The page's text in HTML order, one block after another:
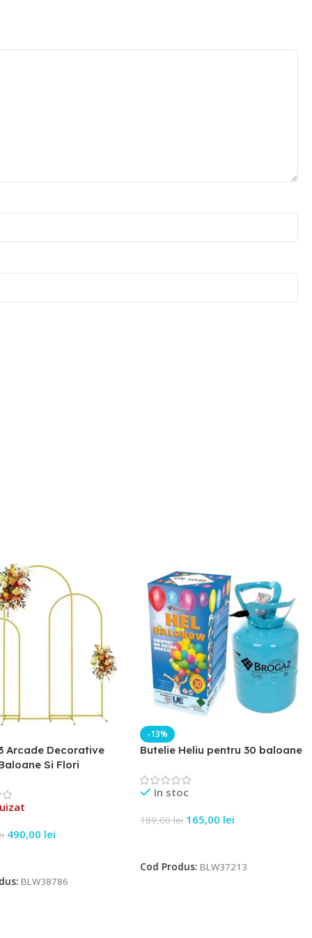
Arcade Decorative
Si Flori
490,00 lei
BLW38786
-13%
Butelie Heliu pentru 30 baloane
In stoc
189,00lei 165,00 lei
Cod Produs: BLW37213